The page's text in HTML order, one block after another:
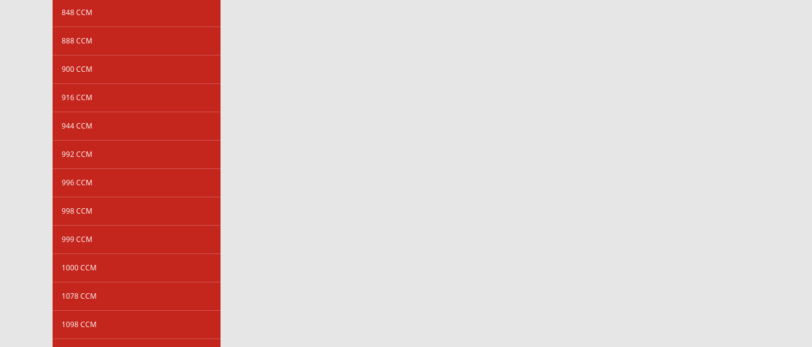
848 CCM
888 CCM
900 CCM
916 CCM
944 CCM
992 CCM
996 CCM
998 CCM
999 CCM
1000 CCM
1078 CCM
1098 CCM